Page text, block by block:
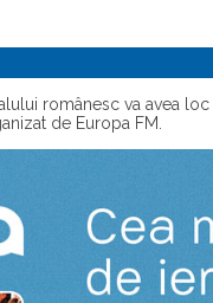
românesc va avea
de Europa FM.